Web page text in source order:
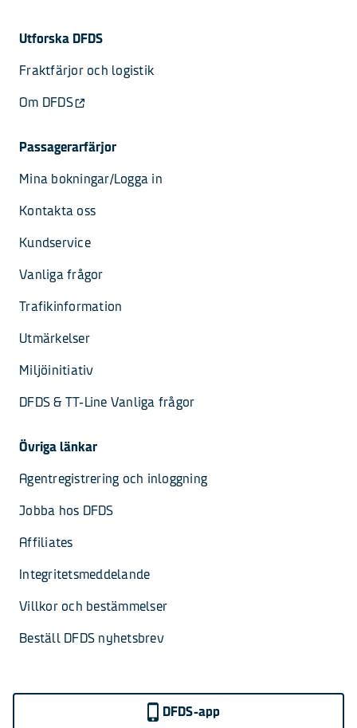
Utforska DFDS
Fraktfärjor och logistik
Om DFDS
Passagerarfärjor
Mina bokningar/Logga in
Kontakta oss
Kundservice
Vanliga frågor
Trafikinformation
Utmärkelser
Miljöinitiativ
DFDS & TT-Line Vanliga frågor
Övriga länkar
Agentregistrering och inloggning
Jobba hos DFDS
Affiliates
Integritetsmeddelande
Villkor och bestämmelser
Beställ DFDS nyhetsbrev
DFDS-app